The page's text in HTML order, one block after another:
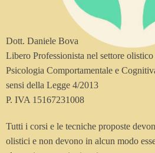
Dott. Daniele Bova
Libero Professionista nel settore
Psicologia Comportamentale e
sensi della Legge 4/2013
P. IVA 15167231008
Tutti i corsi e le tecniche proposte
olistici e non devono in alcun modo